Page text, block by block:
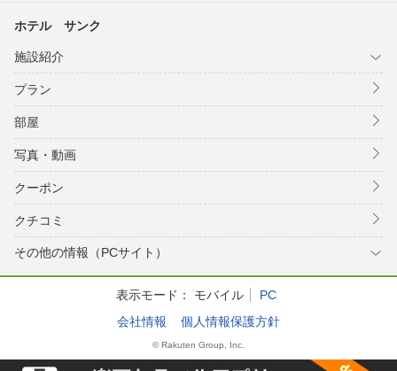
ホテル サンク
施設紹介
プラン
部屋
写真・動画
クーポン
クチコミ
その他の情報（PCサイト）
表示モード： モバイル
PC
会社情報
個人情報保護方針
© Rakuten Group, Inc.